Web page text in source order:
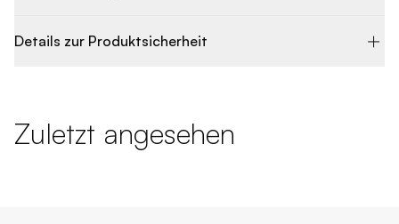
Details zur Produktsicherheit
Zuletzt angesehen